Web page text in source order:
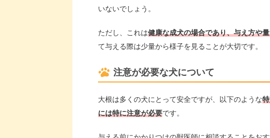
いないでしょう。
ただし、これは健康な成犬の場合であり、与え方や
て与える際は少量から様子を見ることが大切です。
注意が必要な犬について
大根は多くの犬にとって安全ですが、以下のような
には特に注意が必要です。